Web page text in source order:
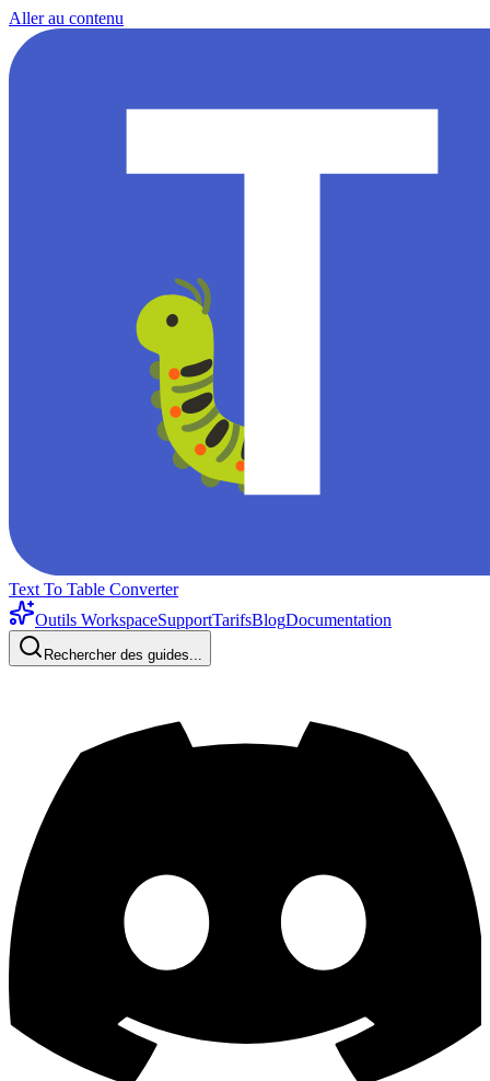
Aller au contenu
Text To Table Converter
Outils WorkspaceSupportTarifsBlogDocumentation
Rechercher des guides...